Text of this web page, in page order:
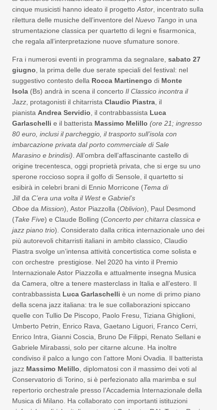
cinque musicisti hanno ideato il progetto Astor , incentrato sulla
rilettura delle musiche dell’inventore del Nuevo Tango in una
strumentazione classica per quartetto di legni e fisarmonica,
che regala all’interpretazione nuove sfumature sonore.
Fra i numerosi eventi in programma da segnalare, sabato 27
giugno , la prima delle due serate speciali del festival: nel
suggestivo contesto della Rocca Martinengo di Monte
Isola (Bs) andrà in scena il concerto Il Classico incontra il
Jazz , protagonisti il chitarrista Claudio Piastra , il
pianista Andrea Servidio , il contrabbassista Luca
Garlaschelli e il batterista Massimo Melillo (ore 21 ; ingresso
80 euro, inclusiil parcheggio, il trasporto sull’isola con
imbarcazione privata dalporto commerciale di Sale
Marasino e brindisi) . All’ombra dell’affascinante castello di
origine trecentesca, oggi proprietà privata, che si erge su uno
sperone roccioso sopra il golfo di Sensole, il quartetto si
esibirà in celebri brani di Ennio Morricone (Tema di
Jillda C’era una volta il Weste Gabriel’s
Oboe da Mission), Astor Piazzolla (Oblivion), Paul Desmond
(Take Five) e Claude Bolling (Concerto per chitarra classica e
jazz piano trio). Considerato dalla critica internazionale uno dei
più autorevoli chitarristi italiani in ambito classico, Claudio
Piastra svolge un’intensa attività concertistica come solista e
con orchestre prestigiose. Nel 2020 ha vinto il Premio
Internazionale Astor Piazzolla e attualmente insegna Musica
da Camera, oltre a tenere masterclass in Italia e all’estero. Il
contrabbassista Luca Garlaschelli è un nome di primo piano
della scena jazz italiana: tra le sue collaborazioni spiccano
quelle con Tullio De Piscopo, Paolo Fresu, Tiziana Ghiglioni,
Umberto Petrin, Enrico Rava, Gaetano Liguori, Franco Cerri,
Enrico Intra, Gianni Coscia, Bruno De Filippi, Renato Sellani e
Gabriele Mirabassi, solo per citarne alcune. Ha inoltre
condiviso il palco a lungo con l’attore Moni Ovadia. Il batterista
jazz Massimo Melillo , diplomatosi con il massimo dei voti al
Conservatorio di Torino, si è perfezionato alla marimba e sul
repertorio orchestrale presso l’Accademia Internazionale della
Musica di Milano. Ha collaborato con importanti istituzioni